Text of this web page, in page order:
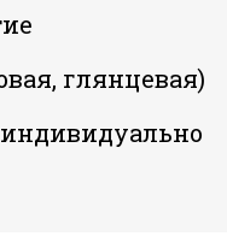
глянцевая)